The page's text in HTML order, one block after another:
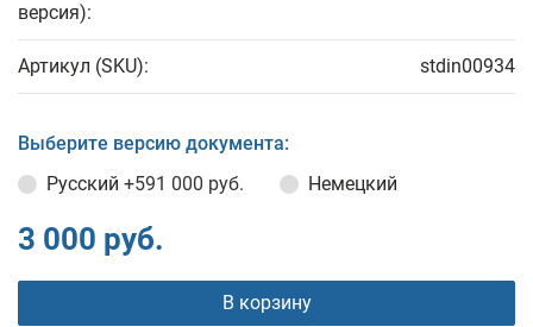
версия):
Артикул (SKU): stdin00934
Выберите версию документа:
Русский +591 000 руб. Немецкий
3 000 руб.
В корзину